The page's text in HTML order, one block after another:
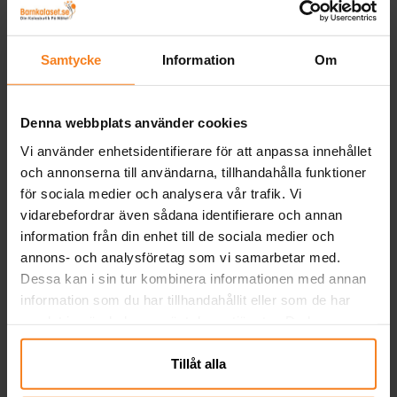
Samtycke Information Om
Denna webbplats använder cookies
Vi använder enhetsidentifierare för att anpassa innehållet
och annonserna till användarna, tillhandahålla funktioner
för sociala medier och analysera vår trafik. Vi
vidarebefordrar även sådana identifierare och annan
information från din enhet till de sociala medier och
annons- och analysföretag som vi samarbetar med.
Dessa kan i sin tur kombinera informationen med annan
information som du har tillhandahållit eller som de har
närsomhelst ändra ditt samtycke.
Tillåt alla
Hästar Tatueringar 21-
Pris:39,00 kr
39,00 kr
Tatueringar med
fjärilsmotiv 6-pack
5,00 kr
Andra köpte även
Katt Girlang 150 cm
Katt Hängande